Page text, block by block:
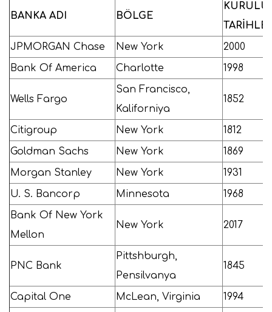
BANKA ADI BÖLGE
JPMORGAN Chase
New York
2000
Bank Of America
Charlotte 1998
Wells Fargo
San Francisco,
Kaliforniya
1852
Citigroup New York
1812
Goldman Sachs
New York
1869
Morgan Stanley
New York
1931
U. S. Bancorp
Minnesota
1968
Bank Of New York
Mellon
New York 2017
PNC Bank
Pittshburgh,
Pensilvanya
1845
Capital One McLean, Virginia
1994